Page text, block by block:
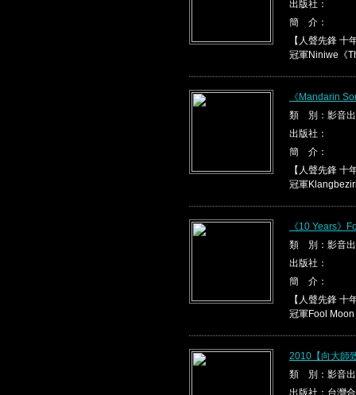
出版社：
簡 介：
【人聲先鋒
冠軍Niniwe《
《Mandarin
類 別：影音
出版社：
簡 介：
【人聲先鋒
冠軍
《10 Years》
類 別：影音
出版社：
簡 介：
【人聲先鋒
冠軍Fool
2010【向大師
類 別：影音
出版社：台灣